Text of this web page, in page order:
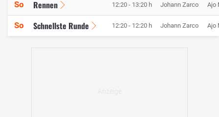
So Rennen 12:20 - 13:20 h Johann Zarco Ajo
So Schnellste Runde 12:20 - 12:20 h Johann Zarco Ajo